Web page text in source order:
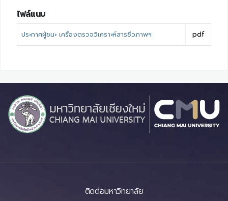
ไฟล์แนบ
ประกาศผู้ชนะ เครื่องตรวจวิเคราะห์สารชีวภาพฯ pdf
ติดต่อมหาวิทยาลัย